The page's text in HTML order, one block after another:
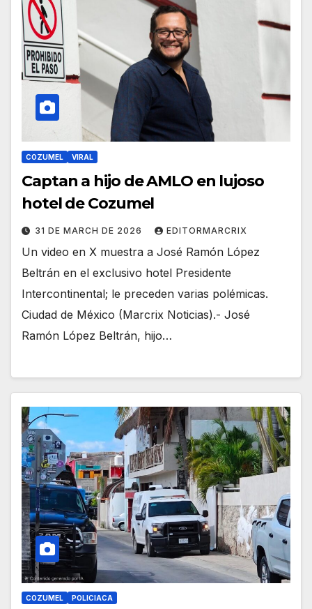
COZUMEL VIRAL
Captan a hijo de AMLO en lujoso
hotel de Cozumel
31 DE MARCH DE 2026 EDITORMARCRIX
Un video en X muestra a José Ramón López
Beltrán en el exclusivo hotel Presidente
Intercontinental; le preceden varias polémicas.
Ciudad de México (Marcrix Noticias).- José
Ramón López Beltrán, hijo…
COZUMEL POLICIACA